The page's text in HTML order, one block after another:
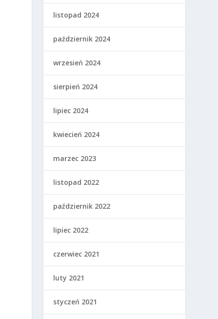
listopad 2024
październik 2024
wrzesień 2024
sierpień 2024
lipiec 2024
kwiecień 2024
marzec 2023
listopad 2022
październik 2022
lipiec 2022
czerwiec 2021
luty 2021
styczeń 2021